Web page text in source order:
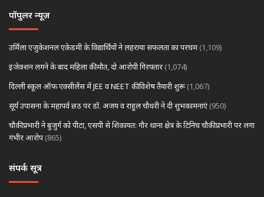
पॉपुलर न्यूज़
उर्मिला एजुकेशनल एकेडमी के विद्यार्थियों ने लहराया सफलता का परचम (1,109)
इंजेक्शन लगने के बाद महिला की मौत, दो आरोपी गिरफ्तार (1,074)
दिल्ली स्कूल ऑफ एक्सीलेंस में JEE व NEET की विशेष तैयारी शुरू (1,067)
सूर्य उपासना के महापर्व छठ पर डॉ. अजय व राहुल चौधरी ने दी शुभकामनाएं (950)
चौकी प्रभारी ने बुजुर्ग को पीटा, एसपी से शिकायत: गौर थाना क्षेत्र के टिनिच चौकी प्रभारी पर लगा
गंभीर आरोप (865)
संपर्क सूत्र